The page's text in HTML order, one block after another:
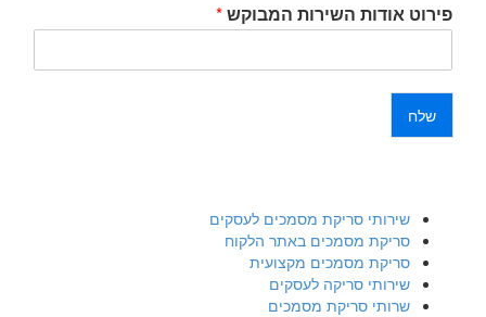
פירוט אודות השירות המבוקש*
שלח
שירותי סריקת מסמכים לעסקים
סריקת מסמכים באתר הלקוח
סריקת מסמכים מקצועית
שירותי סריקה לעסקים
שרותי סריקת מסמכים